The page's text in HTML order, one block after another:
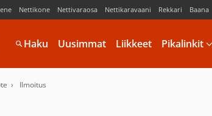
Nettikone Nettivaraosa Nettikaravaani Rekkari Baana
Haku Uusimmat Liikkeet Pikalinkit
Ilmoitus